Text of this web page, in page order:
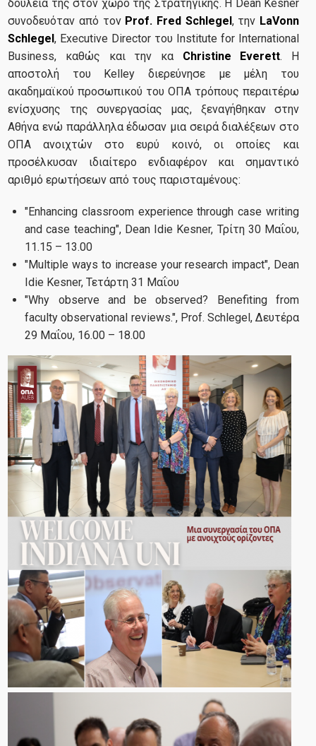
Διπλά Προγράμματα Σπουδών
Κατατάξεις & Δίκτυα
Erasmus+
Νέα
Εκδηλώσεις
Επικοινωνία
δουλειά της στον χώρο της Στρατηγικής. Η Dean Kesner
συνοδευόταν από τον Prof. Fred Schlegel, την LaVonn
Schlegel, Executive Director του Institute for International
Business, καθώς και την κα Christine Everett. Η
αποστολή του Kelley διερεύνησε με μέλη του
ακαδημαϊκού προσωπικού του ΟΠΑ τρόπους περαιτέρω
ενίσχυσης της συνεργασίας μας, ξεναγήθηκαν στην
Αθήνα ενώ παράλληλα έδωσαν μια σειρά διαλέξεων στο
ΟΠΑ ανοιχτών στο ευρύ κοινό, οι οποίες και
προσέλκυσαν ιδιαίτερο ενδιαφέρον και σημαντικό
αριθμό ερωτήσεων από τους παρισταμένους:
"Enhancing classroom experience through case writing
and case teaching", Dean Idie Kesner, Τρίτη 30 Μαΐου,
11.15 – 13.00
"Multiple ways to increase your research impact", Dean
Idie Kesner, Τετάρτη 31 Μαΐου
"Why observe and be observed? Benefiting from
faculty observational reviews.", Prof. Schlegel, Δευτέρα
29 Μαΐου, 16.00 – 18.00